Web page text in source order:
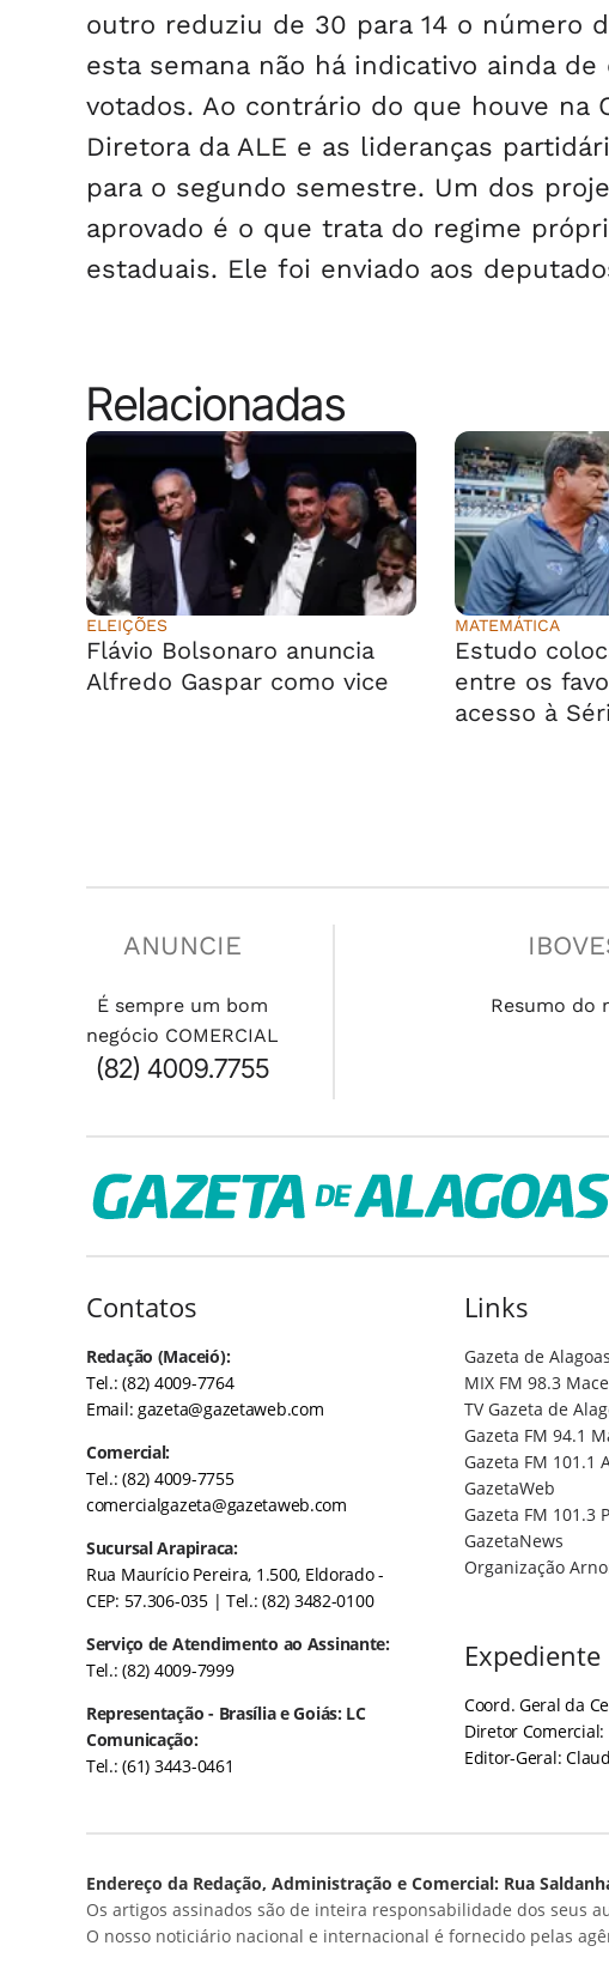
outro reduziu de 30 para 14 o número
esta semana não há indicativo ainda
votados. Ao contrário do que houve na
Diretora da ALE e as lideranças
para o segundo semestre. Um dos
aprovado é o que trata do regime
estaduais. Ele foi enviado aos
Relacionadas
ELEIÇÕES
Flávio Bolsonaro anuncia
Alfredo Gaspar como vice
MATEMÁTICA
Estudo
entre os
acesso à
ANUNCIE
É sempre um bom
negócio COMERCIAL
(82) 4009.7755
Resumo do
Contatos
Redação (Maceió):
Tel.: (82) 4009-7764
Email:gazeta@gazetaweb.com
Comercial:
Tel.: (82) 4009-7755
comercialgazeta@gazetaweb.com
Sucursal Arapiraca:
Rua Maurício Pereira, 1.500, Eldorado -
CEP: 57.306-035 | Tel.: (82) 3482-0100
Serviço de Atendimento ao Assinante:
Tel.: (82) 4009-7999
Representação - Brasília e Goiás: LC
Comunicação:
Tel.: (61) 3443-0461
Links
Gazeta de Alagoas
MIX FM 98.3
TV Gazeta de
Gazeta FM 94.1
Gazeta FM 101.1
GazetaWeb
Gazeta FM 101.3
GazetaNews
Organização
Expediente
Coord. Geral da
Diretor Comercial:
Editor-Geral:
Endereço da Redação, Administração e Comercial: Rua
Os artigos assinados são de inteira responsabilidade dos seus
O nosso noticiário nacional e internacional é fornecido pelas